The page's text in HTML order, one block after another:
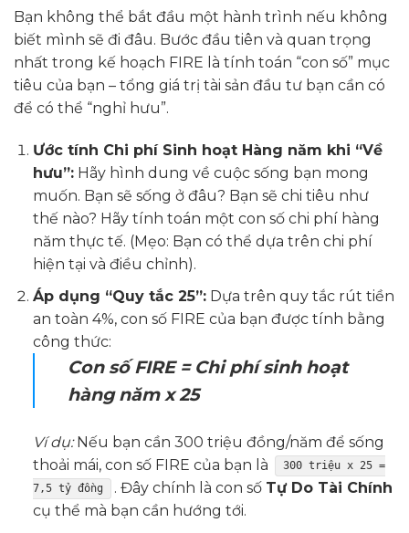
Bạn không thể bắt đầu một hành trình nếu không
biết mình sẽ đi đâu. Bước đầu tiên và quan trọng
nhất trong kế hoạch FIRE là tính toán “con số” mục
tiêu của bạn – tổng giá trị tài sản đầu tư bạn cần có
để có thể “nghỉ hưu”.
Ước tính Chi phí Sinh hoạt Hàng năm khi “Về
hưu”:Hãy hình dung về cuộc sống bạn mong
muốn. Bạn sẽ sống ở đâu? Bạn sẽ chi tiêu như
thế nào? Hãy tính toán một con số chi phí hàng
năm thực tế. (Mẹo: Bạn có thể dựa trên chi phí
hiện tại và điều chỉnh).
Áp dụng “Quy tắc 25”:Dựa trên quy tắc rút tiền
an toàn 4%, con số FIRE của bạn được tính bằng
công thức:
Con số FIRE = Chi phí sinh hoạt
hàng năm x 25
Ví dụ:Nếu bạn cần 300 triệu đồng/năm để sống
thoải mái, con số FIRE của bạn là
300 triệu x 25 =
7,5 tỷ đồng
. Đây chính là con số Tự Do Tài Chính
cụ thể mà bạn cần hướng tới.